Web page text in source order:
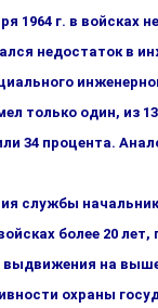
1964 г. в войсках
недоста­ток в
только один,
34 процента.
службы
более 20
выдвижения на
охраны